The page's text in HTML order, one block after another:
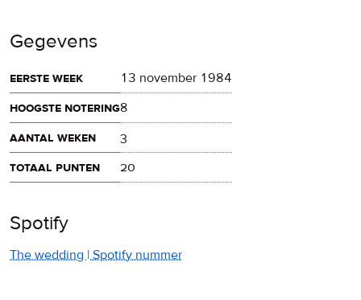
Gegevens
eerste week
13 november 1984
hoogste notering8
aantal weken
3
totaal punten
20
Spotify
The wedding | Spotify nummer